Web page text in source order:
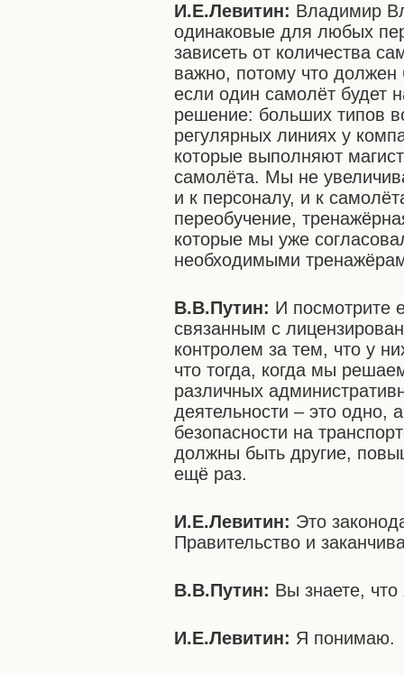
И.Е.Левитин: Владимир
одинаковые для любых
зависеть от количества
важно, потому что должен
если один самолёт будет
решение: больших типов
регулярных линиях у
которые выполняют
самолёта. Мы не
и к персоналу, и к
переобучение,
которые мы уже
необходимыми
В.В.Путин: И посмотрите
связанным с
контролем за тем, что у
что тогда, когда мы
различных
деятельности – это одно,
безопасности на
должны быть другие,
ещё раз.
И.Е.Левитин: Это
Правительство и
В.В.Путин: Вы знаете,
И.Е.Левитин: Я понимаю.